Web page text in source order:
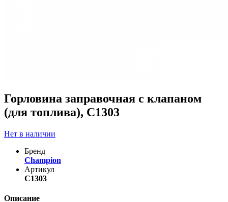
Горловина заправочная с клапаном
(для топлива), С1303
Нет в наличии
Бренд
Champion
Артикул
C1303
Описание